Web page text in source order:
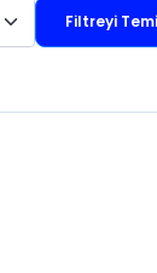
Filtreyi